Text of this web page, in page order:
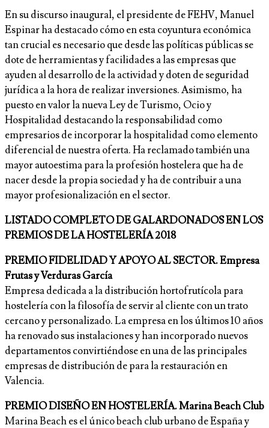
En su discurso inaugural, el presidente de FEHV, Manuel
Espinar ha destacado cómo en esta coyuntura económica
tan crucial es necesario que desde las políticas públicas se
dote de herramientas y facilidades a las empresas que
ayuden al desarrollo de la actividad y doten de seguridad
jurídica a la hora de realizar inversiones. Asimismo, ha
puesto en valor la nueva Ley de Turismo, Ocio y
Hospitalidad destacando la responsabilidad como
empresarios de incorporar la hospitalidad como elemento
diferencial de nuestra oferta. Ha reclamado también una
mayor autoestima para la profesión hostelera que ha de
nacer desde la propia sociedad y ha de contribuir a una
mayor profesionalización en el sector.
LISTADO COMPLETO DE GALARDONADOS EN LOS
PREMIOS DE LA HOSTELERÍA 2018
PREMIO FIDELIDAD Y APOYO AL SECTOR. Empresa
Frutas y Verduras García
Empresa dedicada a la distribución hortofrutícola para
hostelería con la filosofía de servir al cliente con un trato
cercano y personalizado. La empresa en los últimos 10 años
ha renovado sus instalaciones y han incorporado nuevos
departamentos convirtiéndose en una de las principales
empresas de distribución de para la restauración en
Valencia.
PREMIO DISEÑO EN HOSTELERÍA. Marina Beach Club
Marina Beach es el único beach club urbano de España y